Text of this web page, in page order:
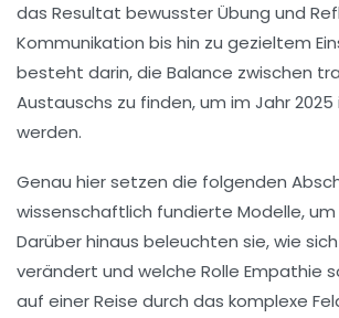
das Resultat bewusster Übung und
Kommunikation bis hin zu gezieltem
besteht darin, die Balance zwischen
Austauschs zu finden, um im Jahr
werden.
Genau hier setzen die folgenden
wissenschaftlich fundierte Modelle,
Darüber hinaus beleuchten sie, wie
verändert und welche Rolle Empathie
auf einer Reise durch das komplexe